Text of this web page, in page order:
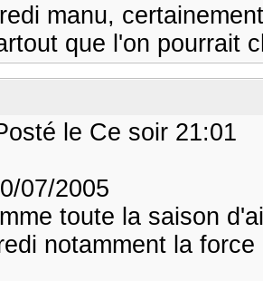
manu,
que l'on pourrait
le Ce soir 21:01
07/2005
toute la saison
notamment la force